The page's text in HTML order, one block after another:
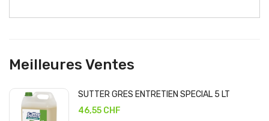
Meilleures Ventes
SUTTER GRES ENTRETIEN SPECIAL 5 LT
46,55 CHF